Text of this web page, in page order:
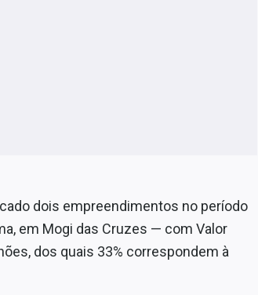
dois empreendimentos no período
em Mogi das Cruzes — com Valor
dos quais 33% correspondem à